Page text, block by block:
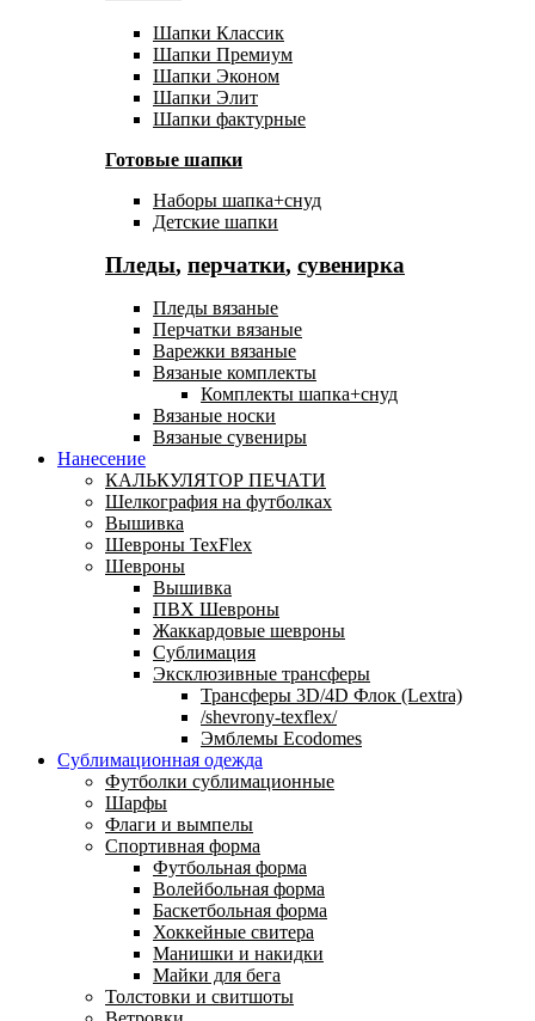
Шапки Классик
Шапки Премиум
Шапки Эконом
Шапки Элит
Шапки фактурные
Готовые шапки
Наборы шапка+снуд
Детские шапки
Пледы, перчатки, сувенирка
Пледы вязаные
Перчатки вязаные
Варежки вязаные
Вязаные комплекты
Комплекты шапка+снуд
Вязаные носки
Вязаные сувениры
Нанесение
КАЛЬКУЛЯТОР ПЕЧАТИ
Шелкография на футболках
Вышивка
Шевроны TexFlex
Шевроны
Вышивка
ПВХ Шевроны
Жаккардовые шевроны
Сублимация
Эксклюзивные трансферы
Трансферы 3D/4D Флок (Lextra)
/shevrony-texflex/
Эмблемы Ecodomes
Сублимационная одежда
Футболки сублимационные
Шарфы
Флаги и вымпелы
Спортивная форма
Футбольная форма
Волейбольная форма
Баскетбольная форма
Хоккейные свитера
Манишки и накидки
Майки для бега
Толстовки и свитшоты